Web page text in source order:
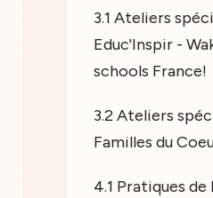
3.1 Ateliers
Educ'Inspir -
schools France!
3.2 Ateliers
Familles du
4.1 Pratiques de